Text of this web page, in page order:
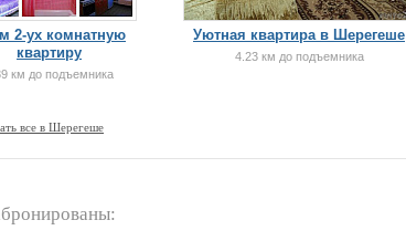
2-ух комнатную
квартиру
км до подъемника
Уютная квартира в Шерегеше
4.23 км до подъемника
Показать все в Шерегеше